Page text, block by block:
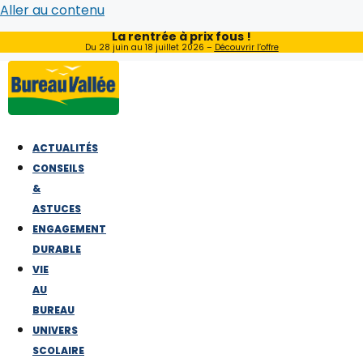
Aller au contenu
La rentrée à prix fous !
Du 28 juin au 18 juillet 2026 – Découvrir l’offre
ACTUALITÉS
CONSEILS
&
ASTUCES
ENGAGEMENT
DURABLE
VIE
AU
BUREAU
UNIVERS
SCOLAIRE